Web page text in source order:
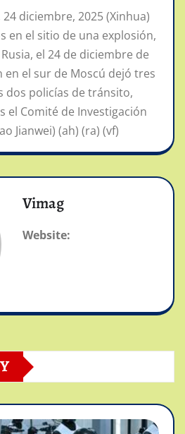
diciembre, 2025 (Xinhua)
en el sitio de una explosión,
el 24 de diciembre de
en el sur de Moscú dejó tres
dos policías de tránsito,
el Comité de Investigación
Jianwei) (ah) (ra) (vf)
Vimag
Website: